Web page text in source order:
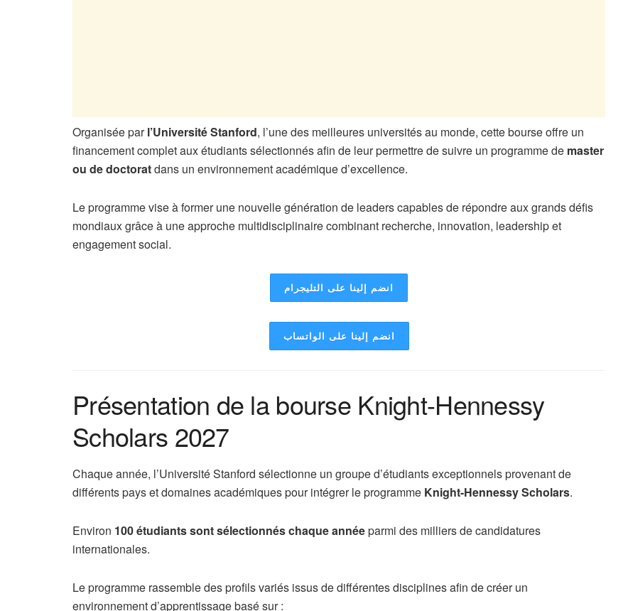
Organisée parl’Université Stanford, l’une des meilleures universités au monde, cette bourse offre un
financement complet aux étudiants sélectionnés afin de leur permettre de suivre un programme de master
ou de doctoratdans un environnement académique d’excellence.
Le programme vise à former une nouvelle génération de leaders capables de répondre aux grands défis
mondiaux grâce à une approche multidisciplinaire combinant recherche, innovation, leadership et
engagement social.
انضم إلينا على التليجرام
انضم إلينا على الواتساب
Présentation de la bourse Knight-Hennessy
Scholars 2027
Chaque année, l’Université Stanford sélectionne un groupe d’étudiants exceptionnels provenant de
différents pays et domaines académiques pour intégrer le programme Knight-Hennessy Scholars.
Environ 100 étudiants sont sélectionnés chaque annéeparmi des milliers de candidatures
internationales.
Le programme rassemble des profils variés issus de différentes disciplines afin de créer un
environnement d’apprentissage basé sur :